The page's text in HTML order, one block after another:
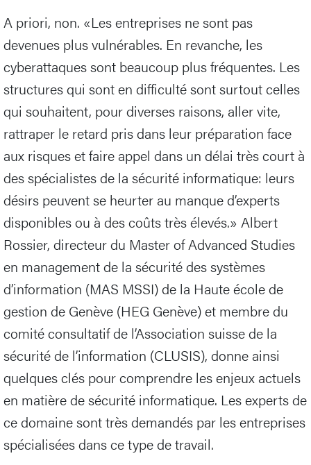
A priori, non. «Les entreprises ne sont pas
devenues plus vulnérables. En revanche, les
cyberattaques sont beaucoup plus fréquentes. Les
structures qui sont en difficulté sont surtout celles
qui souhaitent, pour diverses raisons, aller vite,
rattraper le retard pris dans leur préparation face
aux risques et faire appel dans un délai très court à
des spécialistes de la sécurité informatique: leurs
désirs peuvent se heurter au manque d’experts
disponibles ou à des coûts très élevés.» Albert
Rossier, directeur du Master of Advanced Studies
en management de la sécurité des systèmes
d’information (MAS MSSI) de la Haute école de
gestion de Genève (HEG Genève) et membre du
comité consultatif de l’Association suisse de la
sécurité de l’information (CLUSIS), donne ainsi
quelques clés pour comprendre les enjeux actuels
en matière de sécurité informatique. Les experts de
ce domaine sont très demandés par les entreprises
spécialisées dans ce type de travail.